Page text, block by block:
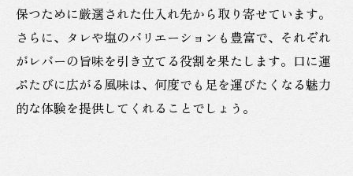
保つために厳選された仕入れ先から取り寄せています。
さらに、タレや塩のバリエーションも豊富で、それぞれ
がレバーの旨味を引き立てる役割を果たします。口に運
ぶたびに広がる風味は、何度でも足を運びたくなる魅力
的な体験を提供してくれることでしょう。